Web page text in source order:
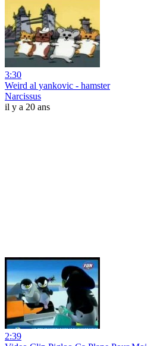
3:30
Weird al yankovic - hamster
Narcissus
il y a 20 ans
2:39